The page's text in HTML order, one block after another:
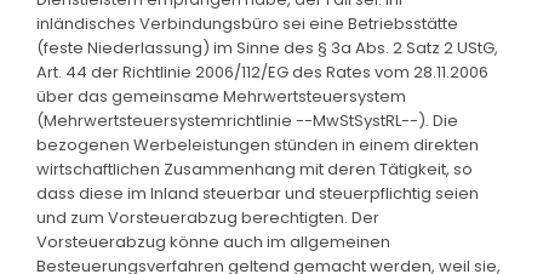
inländisches Verbindungsbüro sei eine Betriebsstätte
(feste Niederlassung) im Sinne des § 3a Abs. 2 Satz 2 UStG,
Art. 44 der Richtlinie 2006/112/EG des Rates vom 28.11.2006
über das gemeinsame Mehrwertsteuersystem
(Mehrwertsteuersystemrichtlinie --MwStSystRL--). Die
bezogenen Werbeleistungen stünden in einem direkten
wirtschaftlichen Zusammenhang mit deren Tätigkeit, so
dass diese im Inland steuerbar und steuerpflichtig seien
und zum Vorsteuerabzug berechtigten. Der
Vorsteuerabzug könne auch im allgemeinen
Besteuerungsverfahren geltend gemacht werden, weil sie,